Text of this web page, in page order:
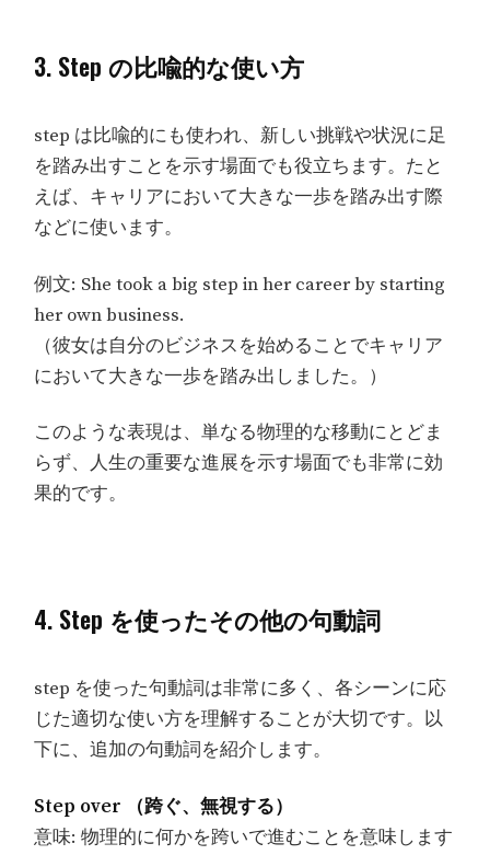
3. Step の比喩的な使い方
step は比喩的にも使われ、新しい挑戦や状況に足
を踏み出すことを示す場面でも役立ちます。たと
えば、キャリアにおいて大きな一歩を踏み出す際
などに使います。
例文: She took a big step in her career by starting
her own business.
（彼女は自分のビジネスを始めることでキャリア
において大きな一歩を踏み出しました。）
このような表現は、単なる物理的な移動にとどま
らず、人生の重要な進展を示す場面でも非常に効
果的です。
4. Step を使ったその他の句動詞
step を使った句動詞は非常に多く、各シーンに応
じた適切な使い方を理解することが大切です。以
下に、追加の句動詞を紹介します。
Step over （跨ぐ、無視する）
意味: 物理的に何かを跨いで進むことを意味します